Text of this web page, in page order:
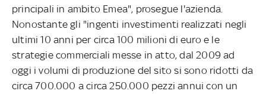
principali in ambito Emea", prosegue l'azienda.
Nonostante gli "ingenti investimenti realizzati negli
ultimi 10 anni per circa 100 milioni di euro e le
strategie commerciali messe in atto, dal 2009 ad
oggi i volumi di produzione del sito si sono ridotti da
circa 700.000 a circa 250.000 pezzi annui con un